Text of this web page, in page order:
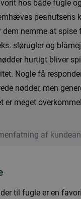
hos både fugle
peanutsens
dem nemme at spise
slørugler og
hurtigt bliver
Nogle få
nødder, men
er meget
af
til fugle er en